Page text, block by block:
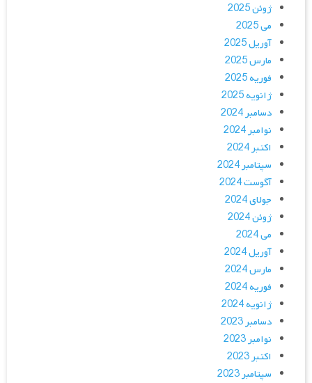
ژوئن 2025
می 2025
آوریل 2025
مارس 2025
فوریه 2025
ژانویه 2025
دسامبر 2024
نوامبر 2024
اکتبر 2024
سپتامبر 2024
آگوست 2024
جولای 2024
ژوئن 2024
می 2024
آوریل 2024
مارس 2024
فوریه 2024
ژانویه 2024
دسامبر 2023
نوامبر 2023
اکتبر 2023
سپتامبر 2023